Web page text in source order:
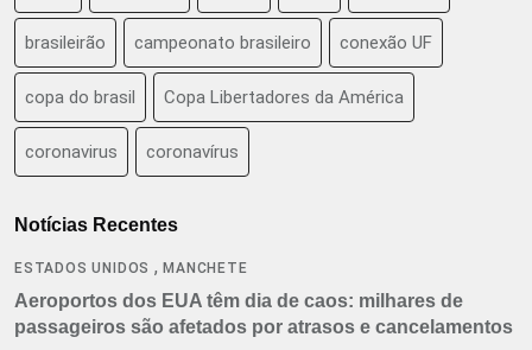
brasileirão campeonato brasileiro conexão UF
copa do brasil Copa Libertadores da América
coronavirus coronavírus
Notícias Recentes
ESTADOS UNIDOS ,MANCHETE
Aeroportos dos EUA têm dia de caos: milhares de
passageiros são afetados por atrasos e cancelamentos